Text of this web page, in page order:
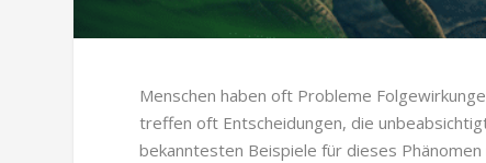
Menschen haben oft Probleme
treffen oft Entscheidungen, die
bekanntesten Beispiele für dieses